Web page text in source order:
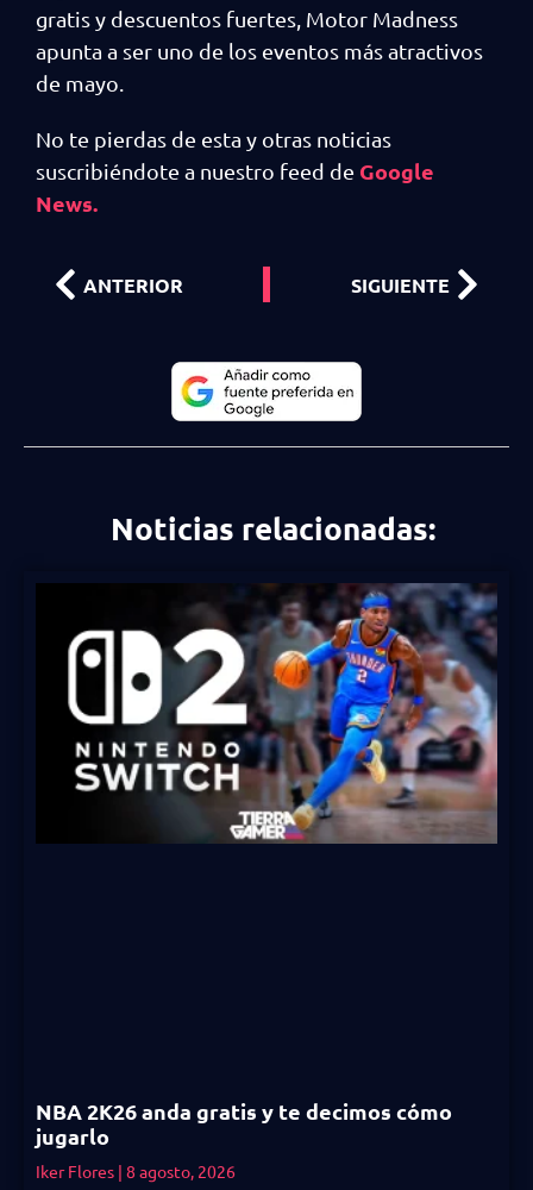
gratis y descuentos fuertes, Motor Madness
apunta a ser uno de los eventos más atractivos
de mayo.
No te pierdas de esta y otras noticias
suscribiéndote a nuestro feed de Google
News.
ANTERIOR SIGUIENTE
Noticias relacionadas:
NBA 2K26 anda gratis y te decimos cómo
jugarlo
Iker Flores 8 agosto, 2026